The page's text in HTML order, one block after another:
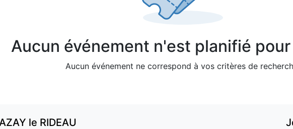
Aucun événement n'est planifié
Aucun événement ne correspond à vos critères de
le RIDEAU